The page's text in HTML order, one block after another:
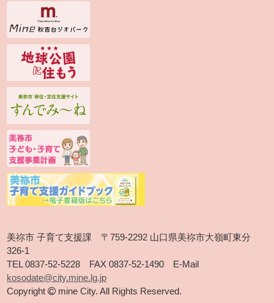
美祢市 子育て支援課 〒759-2292 山口県美祢市大嶺町東分
326-1
TEL 0837-52-5228 FAX 0837-52-1490 E-Mail
kosodate@city.mine.lg.jp
Copyright
mine City. All Rights Reserved.